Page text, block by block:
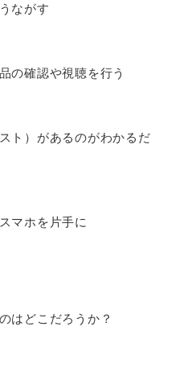
ながす
の確認や視聴を行う
ト）があるのがわかるだ
マホを片手に
はどこだろうか？